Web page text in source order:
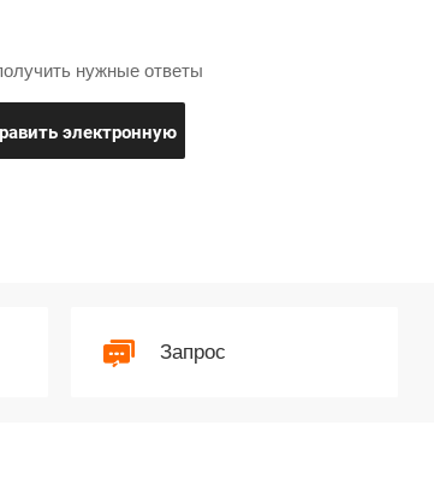
нужные ответы
электронную
Запрос